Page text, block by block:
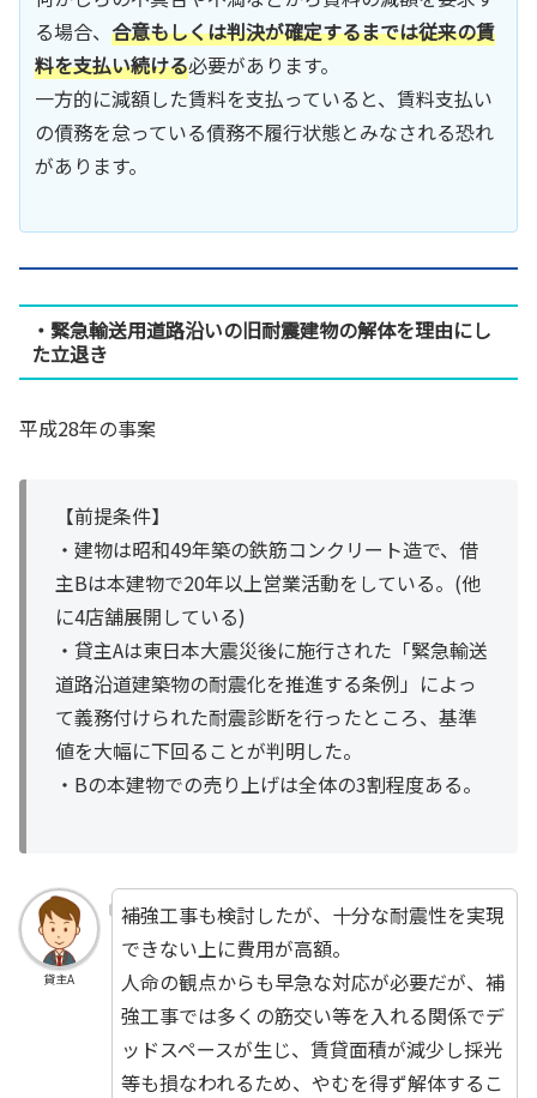
る場合、 合意もしくは判決が確定するまでは従来の賃
料を支払い続ける必要があります。
一方的に減額した賃料を支払っていると、賃料支払い
の債務を怠っている債務不履行状態とみなされる恐れ
があります。
・緊急輸送用道路沿いの旧耐震建物の解体を理由にし
た立退き
平成28年の事案
【前提条件】
・建物は昭和49年築の鉄筋コンクリート造で、借
主Bは本建物で20年以上営業活動をしている。(他
に4店舗展開している)
・貸主Aは東日本大震災後に施行された「緊急輸送
道路沿道建築物の耐震化を推進する条例」によっ
て義務付けられた耐震診断を行ったところ、基準
値を大幅に下回ることが判明した。
・Bの本建物での売り上げは全体の3割程度ある。
貸主A
補強工事も検討したが、十分な耐震性を実現
できない上に費用が高額。
人命の観点からも早急な対応が必要だが、補
強工事では多くの筋交い等を入れる関係でデ
ッドスペースが生じ、賃貸面積が減少し採光
等も損なわれるため、やむを得ず解体するこ